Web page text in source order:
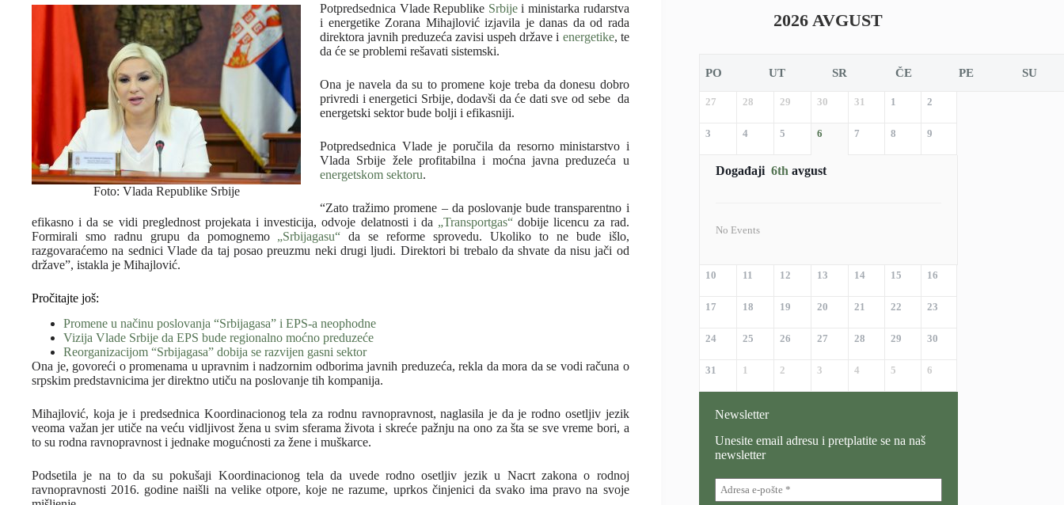
Foto: Vlada Republike Srbije
Potpredsednica Vlade Republike Srbijei ministarka rudarstva
i energetike Zorana Mihajlović izjavila je danas da od rada
direktora javnih preduzeća zavisi uspeh države i energetike, te
da će se problemi rešavati sistemski.
Ona je navela da su to promene koje treba da donesu dobro
privredi i energetici Srbije, dodavši da će dati sve od sebe da
energetski sektor bude bolji i efikasniji.
Potpredsednica Vlade je poručila da resorno ministarstvo i
Vlada Srbije žele profitabilna i moćna javna preduzeća u
energetskom sektoru.
“Zato tražimo promene – da poslovanje bude transparentno i
efikasno i da se vidi preglednost projekata i investicija, odvoje delatnosti i da „Transportgas“ dobije licencu za rad.
Formirali smo radnu grupu da pomognemo „Srbijagasu“ da se reforme sprovedu. Ukoliko to ne bude išlo,
razgovaraćemo na sednici Vlade da taj posao preuzmu neki drugi ljudi. Direktori bi trebalo da shvate da nisu jači od
države”, istakla je Mihajlović.
Pročitajte još:
Promene u načinu poslovanja “Srbijagasa” i EPS-a neophodne
Vizija Vlade Srbije da EPS bude regionalno moćno preduzeće
Reorganizacijom “Srbijagasa” dobija se razvijen gasni sektor
Ona je, govoreći o promenama u upravnim i nadzornim odborima javnih preduzeća, rekla da mora da se vodi računa o
srpskim predstavnicima jer direktno utiču na poslovanje tih kompanija.
Mihajlović, koja je i predsednica Koordinacionog tela za rodnu ravnopravnost, naglasila je da je rodno osetljiv jezik
veoma važan jer utiče na veću vidljivost žena u svim sferama života i skreće pažnju na ono za šta se sve vreme bori, a
to su rodna ravnopravnost i jednake mogućnosti za žene i muškarce.
Podsetila je na to da su pokušaji Koordinacionog tela da uvede rodno osetljiv jezik u Nacrt zakona o rodnoj
ravnopravnosti 2016. godine naišli na velike otpore, koje ne razume, uprkos činjenici da svako ima pravo na svoje
2026 AVGUST
PO UT SR ČE PE SU
27 28 29 30 31 1 2
3 4 5 6 7 8 9
Događaji 6th avgust
No Events
10 11 12 13 14 15 16
17 18 19 20 21 22 23
24 25 26 27 28 29 30
31 1 2 3 4 5 6
Newsletter
Unesite email adresu i pretplatite se na naš
newsletter